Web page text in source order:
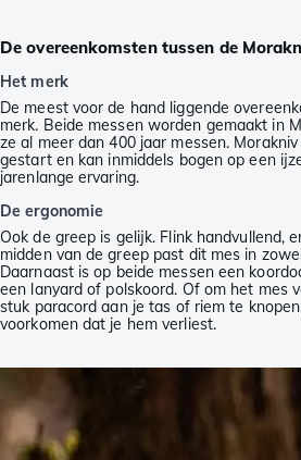
De overeenkomsten tussen de
Het merk
De meest voor de hand liggende
merk. Beide messen worden gemaakt in
ze al meer dan 400 jaar messen.
gestart en kan inmiddels bogen op een
jarenlange ervaring.
De ergonomie
Ook de greep is gelijk. Flink handvullend,
midden van de greep past dit mes in
Daarnaast is op beide messen een
een lanyard of polskoord. Of om het mes
stuk paracord aan je tas of riem te
voorkomen dat je hem verliest.